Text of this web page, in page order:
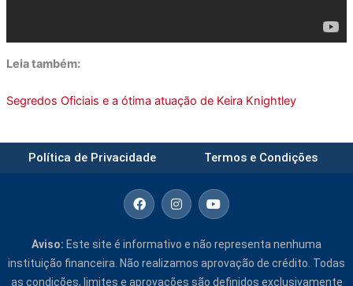
Leia também:
Segredos Oficiais e a ótima atuação de Keira Knightley
Política de Privacidade Termos e Condições
F
a
c
b
o
o
k
I
n
s
a
g
r
a
Y
o
u
u
b
e
Aviso: Este site é informativo e não representa nenhuma
instituição financeira. Não realizamos aprovação de crédito. Todas
as condições, limites e aprovações são definidos exclusivamente